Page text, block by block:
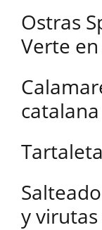
Ostras
Verte
catalana
y